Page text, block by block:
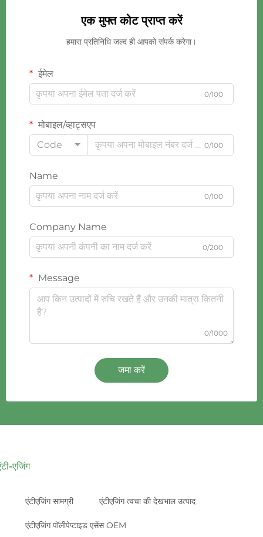
एक मुफ्त कोट प्राप्त करें
हमारा प्रतिनिधि जल्द ही आपको संपर्क करेगा।
ईमेल
0/100
मोबाइल/व्हाट्सएप
Code
0/100
Name
0/100
Company Name
0/200
Message
0/1000
जमा करें
एजिंग
एंटीएजिंग सामग्री एंटीएजिंग त्वचा की देखभाल उत्पाद
एंटीएजिंग पॉलीपेप्टाइड एसेंस OEM